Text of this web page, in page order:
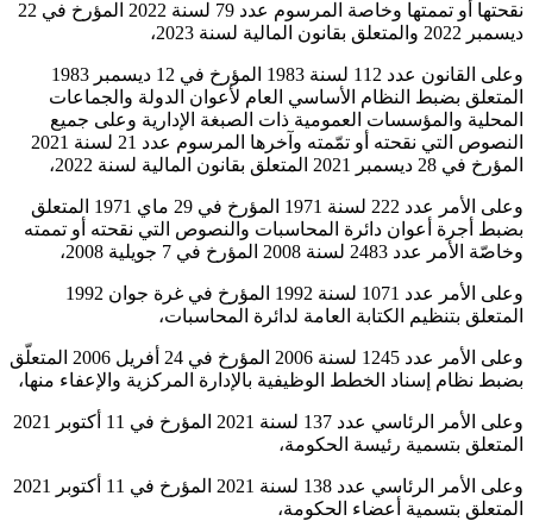
نقحتها أو تممتها وخاصة المرسوم عدد 79 لسنة 2022 المؤرخ في 22
ديسمبر 2022 والمتعلق بقانون المالية لسنة 2023،
وعلى القانون عدد 112 لسنة 1983 المؤرخ في 12 ديسمبر 1983
المتعلق بضبط النظام الأساسي العام لأعوان الدولة والجماعات
المحلية والمؤسسات العمومية ذات الصبغة الإدارية وعلى جميع
النصوص التي نقحته أو تمّمته وآخرها المرسوم عدد 21 لسنة 2021
المؤرخ في 28 ديسمبر 2021 المتعلق بقانون المالية لسنة 2022،
وعلى الأمر عدد 222 لسنة 1971 المؤرخ في 29 ماي 1971 المتعلق
بضبط أجرة أعوان دائرة المحاسبات والنصوص التي نقحته أو تممته
وخاصّة الأمر عدد 2483 لسنة 2008 المؤرخ في 7 جويلية 2008،
وعلى الأمر عدد 1071 لسنة 1992 المؤرخ في غرة جوان 1992
المتعلق بتنظيم الكتابة العامة لدائرة المحاسبات،
وعلى الأمر عدد 1245 لسنة 2006 المؤرخ في 24 أفريل 2006 المتعلّق
بضبط نظام إسناد الخطط الوظيفية بالإدارة المركزية والإعفاء منها،
وعلى الأمر الرئاسي عدد 137 لسنة 2021 المؤرخ في 11 أكتوبر 2021
المتعلق بتسمية رئيسة الحكومة،
وعلى الأمر الرئاسي عدد 138 لسنة 2021 المؤرخ في 11 أكتوبر 2021
المتعلق بتسمية أعضاء الحكومة،